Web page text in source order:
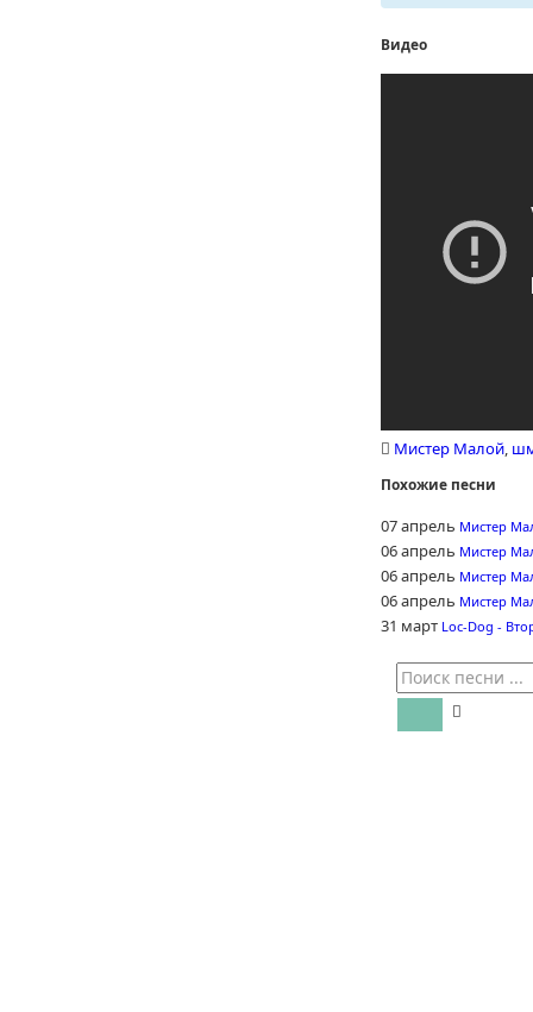
Видео
Мистер Малой
Похожие песни
07 апрель Мистер
06 апрель Мистер
06 апрель Мистер
06 апрель Мистер
31 март Loc-Dog -